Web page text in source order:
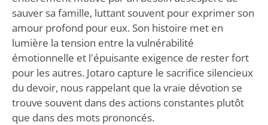
sauver sa famille, luttant souvent pour exprimer son
amour profond pour eux. Son histoire met en
lumière la tension entre la vulnérabilité
émotionnelle et l'épuisante exigence de rester fort
pour les autres. Jotaro capture le sacrifice silencieux
du devoir, nous rappelant que la vraie dévotion se
trouve souvent dans des actions constantes plutôt
que dans des mots prononcés.